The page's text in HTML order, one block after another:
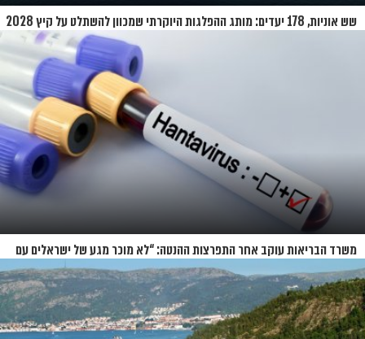
שש אוניות, 178 יעדים: מותג ההפלגות היוקרתי שמכוון להשתלט על קיץ 2028
משרד הבריאות עוקב אחר התפרצות ההנטה: “לא מוכר מגע של ישראלים עם
החולים”